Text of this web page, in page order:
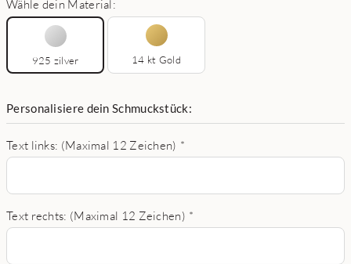
Wähle dein Material:
925 zilver 14 kt Gold
Personalisiere dein Schmuckstück:
Text links: (Maximal 12 Zeichen) *
Text rechts: (Maximal 12 Zeichen) *